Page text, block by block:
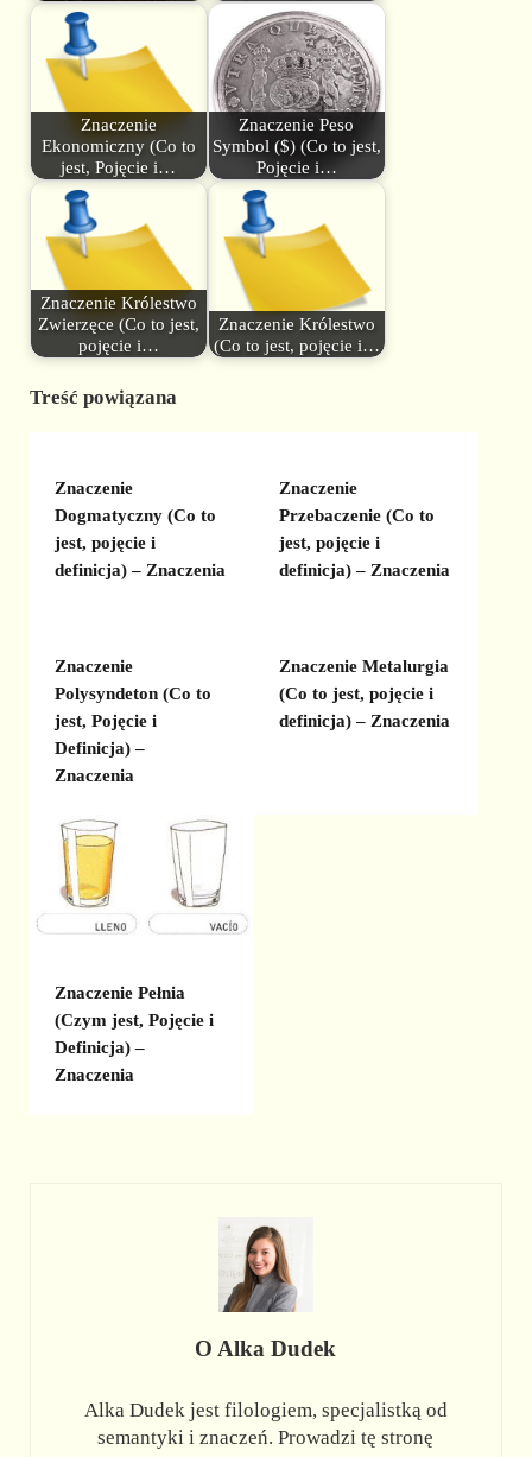
Znaczenie
Ekonomiczny (Co to
jest, Pojęcie i…
Znaczenie Peso
Symbol ($) (Co to jest,
Pojęcie i…
Znaczenie Królestwo
Zwierzęce (Co to jest,
pojęcie i…
Znaczenie Królestwo
(Co to jest, pojęcie i…
Treść powiązana
Znaczenie
Dogmatyczny (Co to
jest, pojęcie i
definicja) – Znaczenia
Znaczenie
Przebaczenie (Co to
jest, pojęcie i
definicja) – Znaczenia
Znaczenie
Polysyndeton (Co to
jest, Pojęcie i
Definicja) –
Znaczenia
Znaczenie Metalurgia
(Co to jest, pojęcie i
definicja) – Znaczenia
Znaczenie Pełnia
(Czym jest, Pojęcie i
Definicja) –
Znaczenia
O Alka Dudek
Alka Dudek jest filologiem, specjalistką od
semantyki i znaczeń. Prowadzi tę stronę